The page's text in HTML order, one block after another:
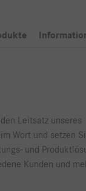
Leitsatz unseres
Wort und setzen
und
Kunden und